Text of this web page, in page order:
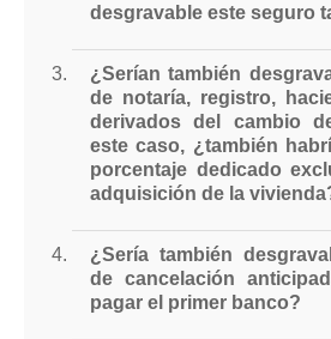
desgravable este seguro
¿Serían también
de notaría, registro,
derivados del cambio
este caso, ¿también
porcentaje dedicado
adquisición de la
¿Sería también
de cancelación
pagar el primer banco?